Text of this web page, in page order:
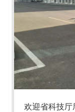
欢迎省科技厅